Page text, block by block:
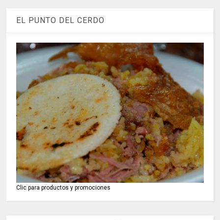
EL PUNTO DEL CERDO
Clic para productos y promociones